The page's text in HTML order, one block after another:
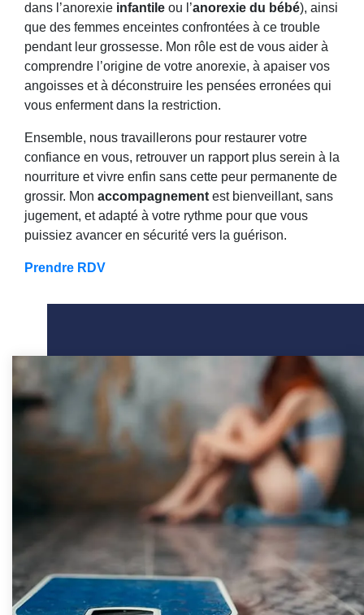
dans l’anorexie infantile ou l’anorexie du bébé), ainsi
que des femmes enceintes confrontées à ce trouble
pendant leur grossesse. Mon rôle est de vous aider à
comprendre l’origine de votre anorexie, à apaiser vos
angoisses et à déconstruire les pensées erronées qui
vous enferment dans la restriction.
Ensemble, nous travaillerons pour restaurer votre
confiance en vous, retrouver un rapport plus serein à la
nourriture et vivre enfin sans cette peur permanente de
grossir. Mon accompagnement est bienveillant, sans
jugement, et adapté à votre rythme pour que vous
puissiez avancer en sécurité vers la guérison.
Prendre RDV